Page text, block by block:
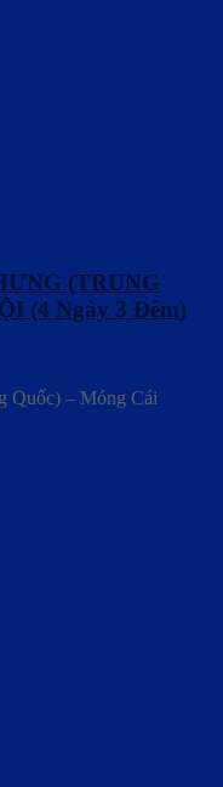
(TRUNG
(4 Ngày 3 Đêm)
Quốc) – Móng Cái